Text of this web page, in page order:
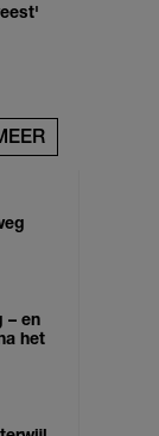
– en
het